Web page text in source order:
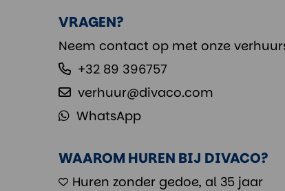
VRAGEN?
Neem contact op met onze
+32 89 396757
verhuur@divaco.com
WhatsApp
WAAROM HUREN BIJ DIVACO?
Huren zonder gedoe, al 35 jaar